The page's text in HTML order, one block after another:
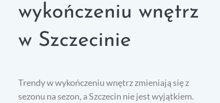
wykończeniu wnętrz
w Szczecinie
Trendy w wykończeniu wnętrz zmieniają się z
sezonu na sezon, a Szczecin nie jest wyjątkiem.